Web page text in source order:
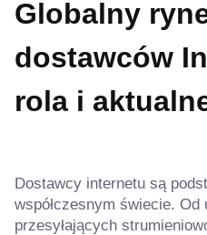
Globalny
dostawców
rola i
Dostawcy internetu są
współczesnym świecie. Od
przesyłających